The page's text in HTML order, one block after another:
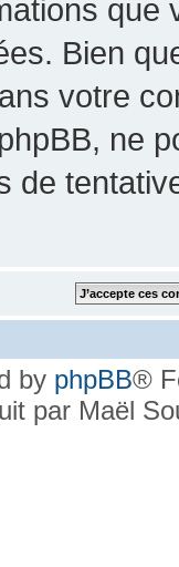
Bien
votre
ne
de
by phpBB®
par Maël